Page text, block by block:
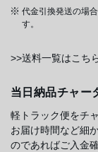
代金引換発送の場
す。
>>送料一覧はこち
当日納品チャー
軽トラック便をチ
お届け時間など細
のであればご入金